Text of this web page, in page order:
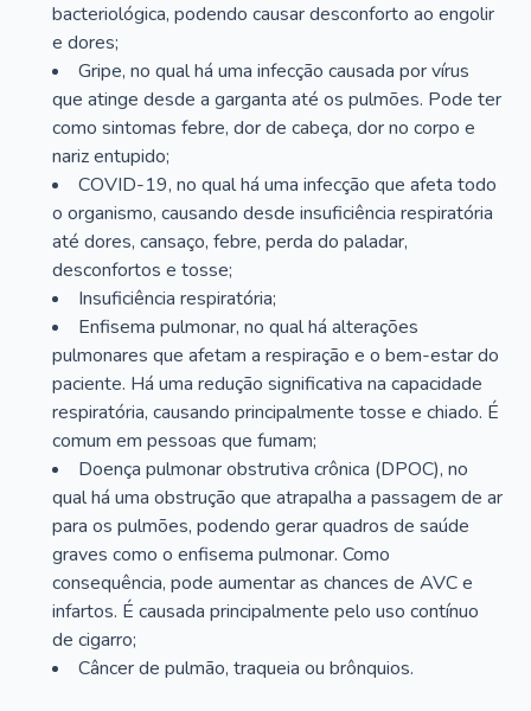
bacteriológica, podendo causar desconforto ao engolir
e dores;
Gripe, no qual há uma infecção causada por vírus
que atinge desde a garganta até os pulmões. Pode ter
como sintomas febre, dor de cabeça, dor no corpo e
nariz entupido;
COVID-19, no qual há uma infecção que afeta todo
o organismo, causando desde insuficiência respiratória
até dores, cansaço, febre, perda do paladar,
desconfortos e tosse;
Insuficiência respiratória;
Enfisema pulmonar, no qual há alterações
pulmonares que afetam a respiração e o bem-estar do
paciente. Há uma redução significativa na capacidade
respiratória, causando principalmente tosse e chiado. É
comum em pessoas que fumam;
Doença pulmonar obstrutiva crônica (DPOC), no
qual há uma obstrução que atrapalha a passagem de ar
para os pulmões, podendo gerar quadros de saúde
graves como o enfisema pulmonar. Como
consequência, pode aumentar as chances de AVC e
infartos. É causada principalmente pelo uso contínuo
de cigarro;
Câncer de pulmão, traqueia ou brônquios.